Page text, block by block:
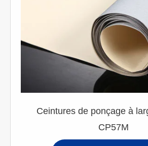
Ceintures de ponçage à
CP57M